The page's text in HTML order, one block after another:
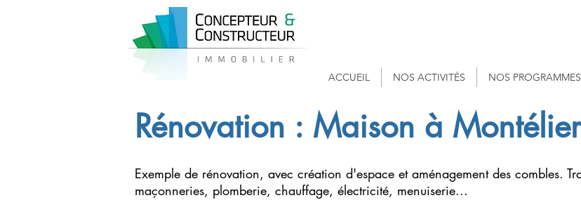
ACCUEIL NOS ACTIVITÉS NOS PROGRAMMES
Rénovation : Maison à Montélier
Exemple de rénovation, avec création d'espace et aménagement des combles.
maçonneries, plomberie, chauffage, électricité, menuiserie...